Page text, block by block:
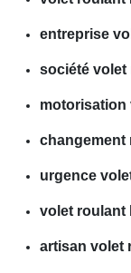
entreprise
société volet
motorisation
changement
urgence
volet roulant
artisan volet